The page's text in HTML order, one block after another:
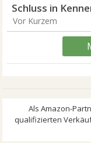
Schluss in
Vor Kurzem